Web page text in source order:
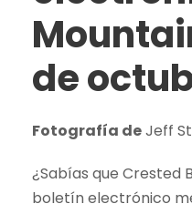
de
Fotografía deJeff
¿Sabías que Crested
boletín electrónico